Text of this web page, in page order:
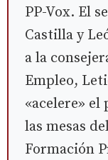
PP-Vox. El
Castilla y
a la
Empleo,
«acelere» el
las mesas
Formación